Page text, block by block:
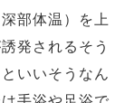
部体温）を上
発されるそう
いいそうなん